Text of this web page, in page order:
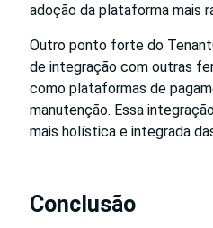
adoção da plataforma mais
Outro ponto forte do
de integração com outras
como plataformas de
manutenção. Essa
mais holística e integrada
Conclusão